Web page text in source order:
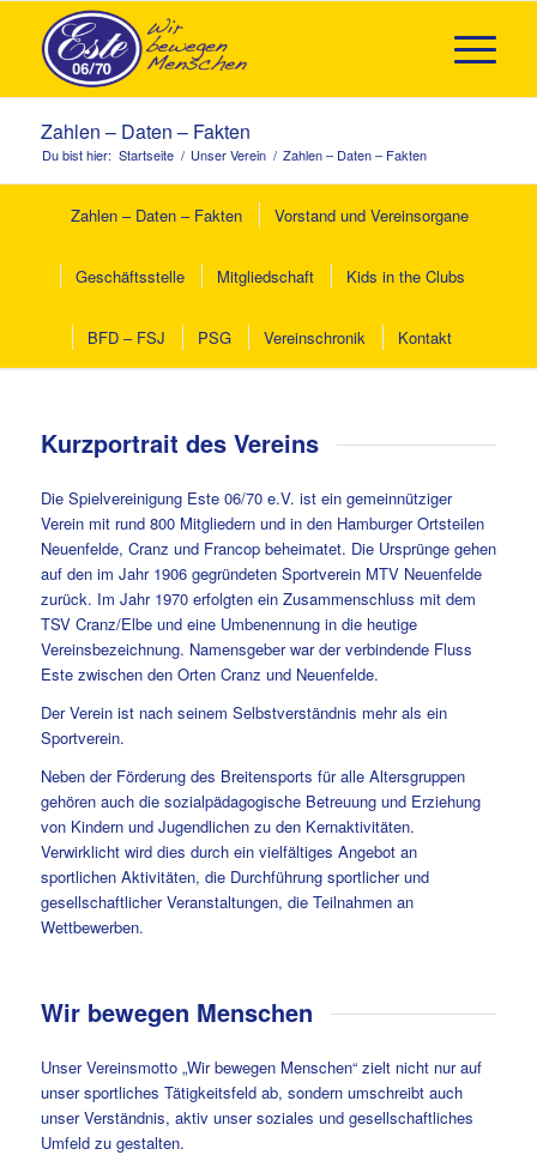
Zahlen – Daten – Fakten
Du bist hier: Startseite / Unser Verein / Zahlen – Daten – Fakten
Zahlen – Daten – Fakten Vorstand und Vereinsorgane
Geschäftsstelle Mitgliedschaft Kids in the Clubs
BFD – FSJ PSG Vereinschronik Kontakt
Kurzportrait des Vereins
Die Spielvereinigung Este 06/70 e.V. ist ein gemeinnütziger
Verein mit rund 800 Mitgliedern und in den Hamburger Ortsteilen
Neuenfelde, Cranz und Francop beheimatet. Die Ursprünge gehen
auf den im Jahr 1906 gegründeten Sportverein MTV Neuenfelde
zurück. Im Jahr 1970 erfolgten ein Zusammenschluss mit dem
TSV Cranz/Elbe und eine Umbenennung in die heutige
Vereinsbezeichnung. Namensgeber war der verbindende Fluss
Este zwischen den Orten Cranz und Neuenfelde.
Der Verein ist nach seinem Selbstverständnis mehr als ein
Sportverein.
Neben der Förderung des Breitensports für alle Altersgruppen
gehören auch die sozialpädagogische Betreuung und Erziehung
von Kindern und Jugendlichen zu den Kernaktivitäten.
Verwirklicht wird dies durch ein vielfältiges Angebot an
sportlichen Aktivitäten, die Durchführung sportlicher und
gesellschaftlicher Veranstaltungen, die Teilnahmen an
Wettbewerben.
Wir bewegen Menschen
Unser Vereinsmotto „Wir bewegen Menschen“ zielt nicht nur auf
unser sportliches Tätigkeitsfeld ab, sondern umschreibt auch
unser Verständnis, aktiv unser soziales und gesellschaftliches
Umfeld zu gestalten.